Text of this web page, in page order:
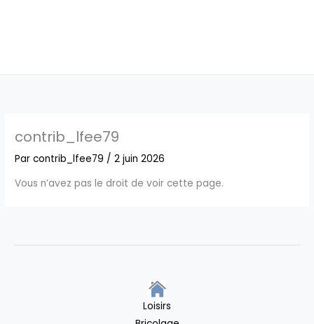
contrib_lfee79
Parcontrib_lfee79 /2 juin 2026
Vous n’avez pas le droit de voir cette page.
Loisirs